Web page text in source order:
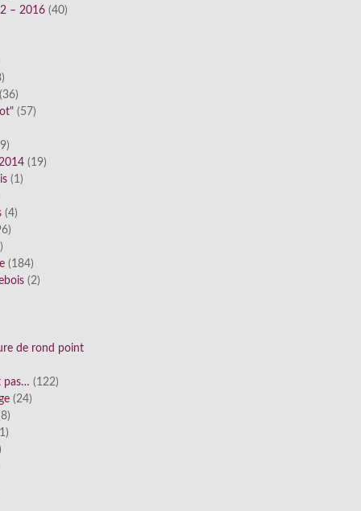
– 2016 (40)
(36)
(57)
(19)
(1)
(4)
(184)
(2)
de rond point
pas… (122)
(24)